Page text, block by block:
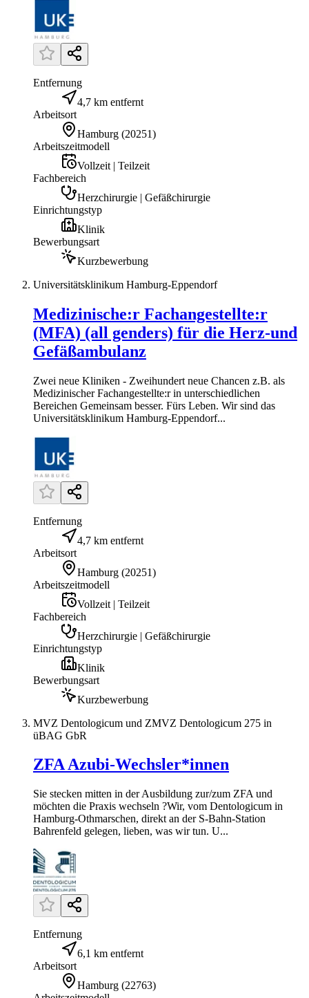
Entfernung
4,7 km entfernt
Arbeitsort
Hamburg (20251)
Arbeitszeitmodell
Vollzeit | Teilzeit
Fachbereich
Herzchirurgie | Gefäßchirurgie
Einrichtungstyp
Klinik
Bewerbungsart
Kurzbewerbung
Universitätsklinikum Hamburg-Eppendorf
Medizinische:r Fachangestellte:r
(MFA) (all genders) für die Herz-und
Gefäßambulanz
Zwei neue Kliniken - Zweihundert neue Chancen z.B. als
Medizinischer Fachangestellte:r in unterschiedlichen
Bereichen Gemeinsam besser. Fürs Leben. Wir sind das
Universitätsklinikum Hamburg-Eppendorf...
Entfernung
4,7 km entfernt
Arbeitsort
Hamburg (20251)
Arbeitszeitmodell
Vollzeit | Teilzeit
Fachbereich
Herzchirurgie | Gefäßchirurgie
Einrichtungstyp
Klinik
Bewerbungsart
Kurzbewerbung
MVZ Dentologicum und ZMVZ Dentologicum 275 in
üBAG GbR
ZFA Azubi-Wechsler*innen
Sie stecken mitten in der Ausbildung zur/zum ZFA und
möchten die Praxis wechseln ?Wir, vom Dentologicum in
Hamburg-Othmarschen, direkt an der S-Bahn-Station
Bahrenfeld gelegen, lieben, was wir tun. U...
Entfernung
6,1 km entfernt
Arbeitsort
Hamburg (22763)